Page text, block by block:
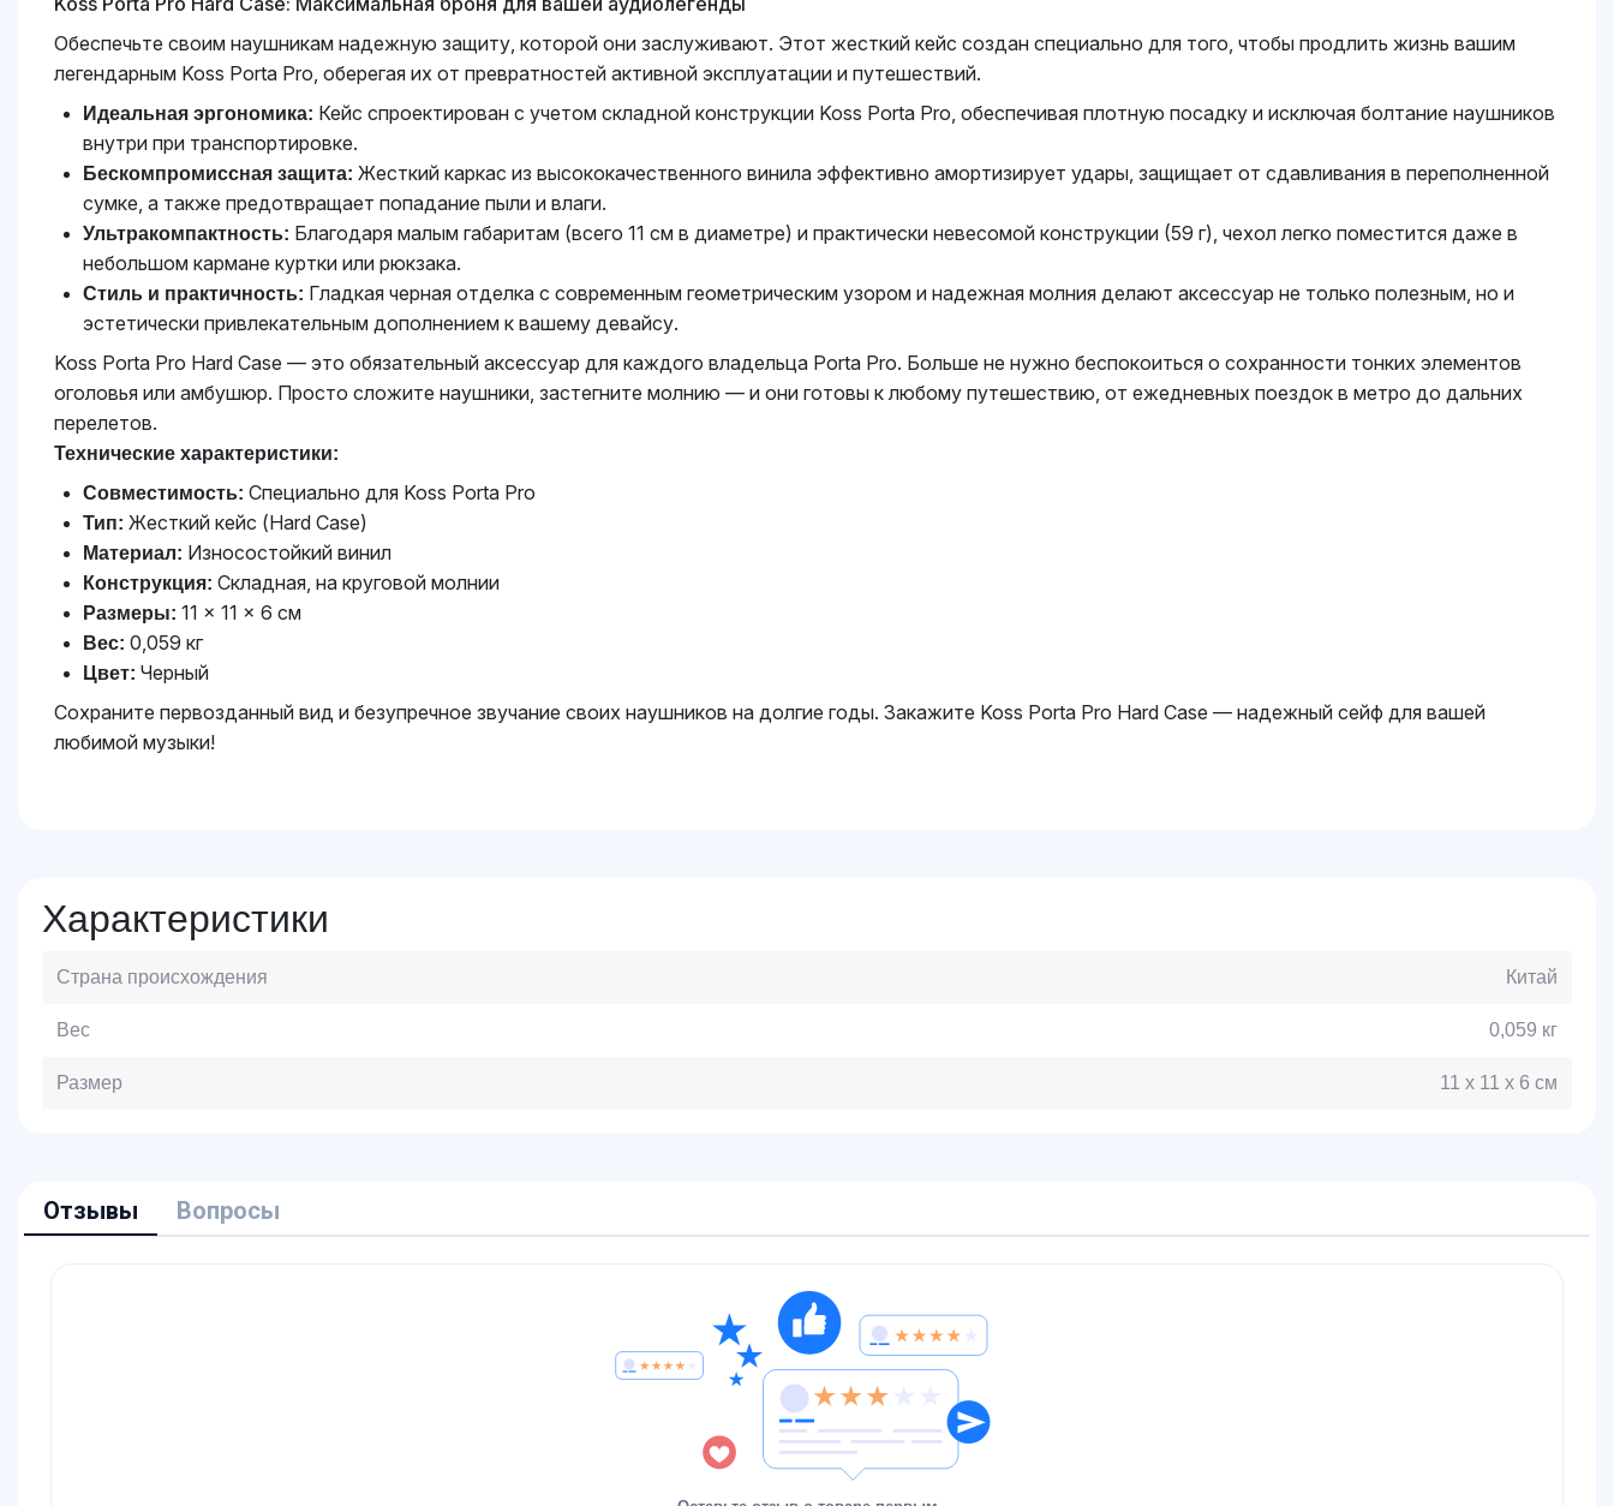
Обеспечьте своим наушникам надежную защиту, которой они заслуживают. Этот жесткий кейс создан специально для того, чтобы продлить жизнь вашим
легендарным Koss Porta Pro, оберегая их от превратностей активной эксплуатации и путешествий.
Идеальная эргономика: Кейс спроектирован с учетом складной конструкции Koss Porta Pro, обеспечивая плотную посадку и исключая болтание наушников
внутри при транспортировке.
Бескомпромиссная защита: Жесткий каркас из высококачественного винила эффективно амортизирует удары, защищает от сдавливания в переполненной
сумке, а также предотвращает попадание пыли и влаги.
Ультракомпактность: Благодаря малым габаритам (всего 11 см в диаметре) и практически невесомой конструкции (59 г), чехол легко поместится даже в
небольшом кармане куртки или рюкзака.
Стиль и практичность: Гладкая черная отделка с современным геометрическим узором и надежная молния делают аксессуар не только полезным, но и
эстетически привлекательным дополнением к вашему девайсу.
Koss Porta Pro Hard Case — это обязательный аксессуар для каждого владельца Porta Pro. Больше не нужно беспокоиться о сохранности тонких элементов
оголовья или амбушюр. Просто сложите наушники, застегните молнию — и они готовы к любому путешествию, от ежедневных поездок в метро до дальних
перелетов.
Технические характеристики:
Совместимость: Специально для Koss Porta Pro
Тип: Жесткий кейс (Hard Case)
Материал: Износостойкий винил
Конструкция: Складная, на круговой молнии
Размеры: 11 × 11 × 6 см
Вес: 0,059 кг
Цвет: Черный
Сохраните первозданный вид и безупречное звучание своих наушников на долгие годы. Закажите Koss Porta Pro Hard Case — надежный сейф для вашей
любимой музыки!
Характеристики
Страна происхождения Китай
Вес 0,059 кг
Размер 11 x 11 x 6 см
Отзывы Вопросы